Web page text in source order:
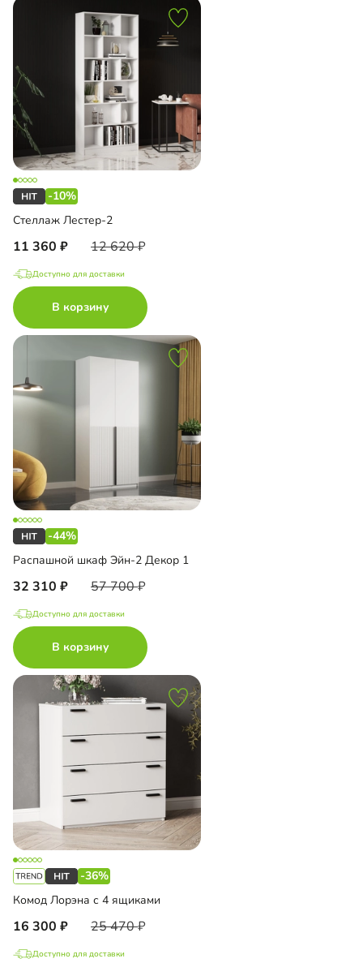
-10%
Стеллаж Лестер-2
11 360 12 620
Доступно для доставки
В корзину
-44%
Распашной шкаф Эйн-2 Декор 1
32 310 57 700
Доступно для доставки
В корзину
-36%
Комод Лорэна с 4 ящиками
16 300 25 470
Доступно для доставки